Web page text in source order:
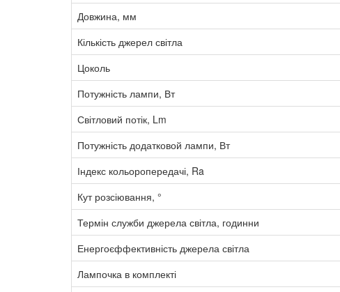
Довжина, мм
Кількість джерел світла
Цоколь
Потужність лампи, Вт
Світловий потік, Lm
Потужність додатковой лампи, Вт
Індекс кольоропередачі, Ra
Кут розсіювання, °
Термін служби джерела світла, годинни
Енергоєффективність джерела світла
Лампочка в комплекті